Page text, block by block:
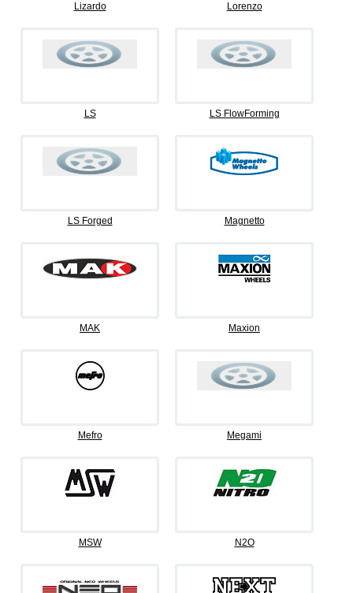
Lizardo Lorenzo
LS LS FlowForming
LS Forged Magnetto
MAK Maxion
Mefro Megami
MSW N2O